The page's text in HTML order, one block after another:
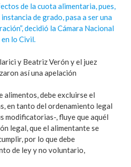
de la cuota alimentaria, pues,
de grado, pasa a ser una
decidió la Cámara Nacional
en lo Civil.
y Beatriz Verón y el juez
así una apelación
alimentos, debe excluirse el
en tanto del ordenamiento legal
modificatorias-, fluye que aquél
legal, que el alimentante se
por lo que debe
de ley y no voluntario,